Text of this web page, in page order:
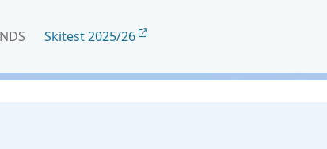
Skitest 2025/26